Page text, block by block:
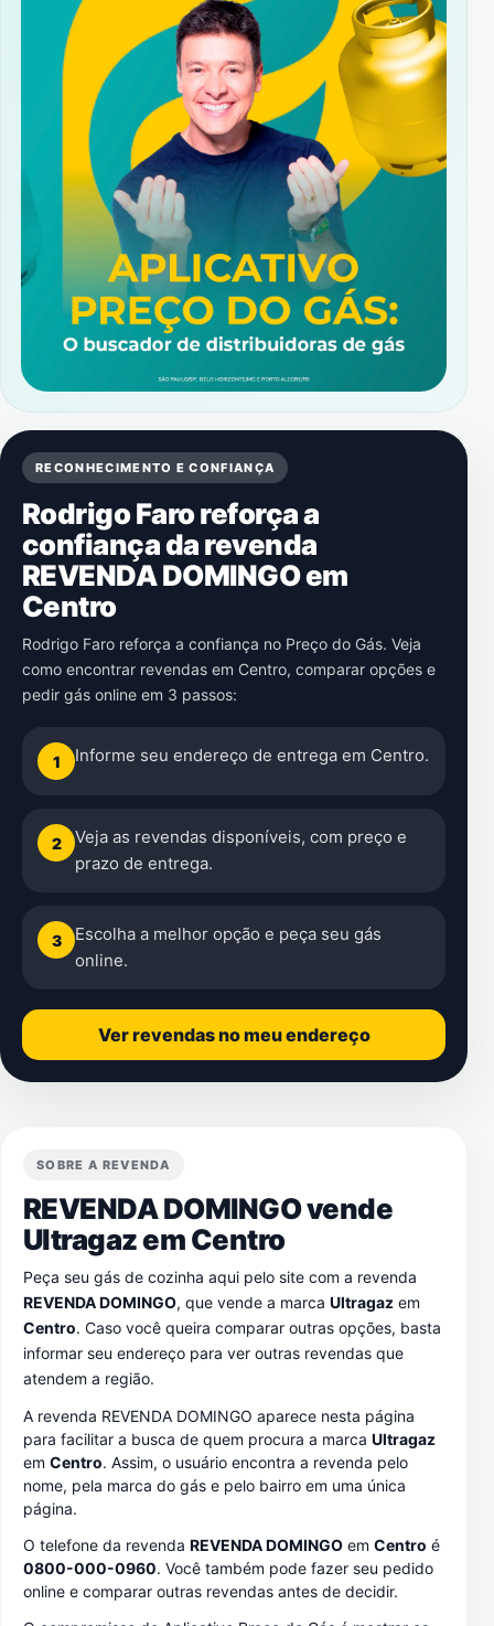
RECONHECIMENTO E CONFIANÇA
Rodrigo Faro reforça a
confiança da revenda
REVENDA DOMINGO em
Centro
Rodrigo Faro reforça a confiança no Preço do Gás. Veja
como encontrar revendas em Centro, comparar opções e
pedir gás online em 3 passos:
1 Informe seu endereço de entrega em Centro.
2
Veja as revendas disponíveis, com preço e
prazo de entrega.
3
Escolha a melhor opção e peça seu gás
online.
Ver revendas no meu endereço
SOBRE A REVENDA
REVENDA DOMINGO vende
Ultragaz emCentro
Peça seu gás de cozinha aqui pelo site com a revenda
REVENDA DOMINGO, que vende a marca Ultragaz em
Centro. Caso você queira comparar outras opções, basta
informar seu endereço para ver outras revendas que
atendem a região.
A revenda REVENDA DOMINGO aparece nesta página
para facilitar a busca de quem procura a marca Ultragaz
em Centro. Assim, o usuário encontra a revenda pelo
nome, pela marca do gás e pelo bairro em uma única
página.
O telefone da revenda REVENDA DOMINGO em Centro é
0800-000-0960. Você também pode fazer seu pedido
online e comparar outras revendas antes de decidir.